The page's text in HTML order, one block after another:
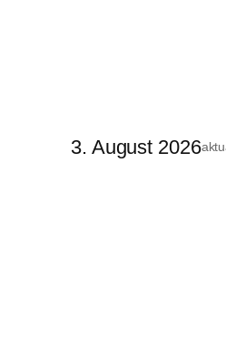
3. August 2026